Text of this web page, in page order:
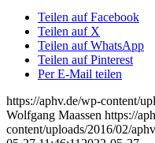
Teilen auf Facebook
Teilen auf X
Teilen auf WhatsApp
Teilen auf Pinterest
Per E-Mail teilen
https://aphv.de/wp-content/
Wolfgang Maassen https://
content/uploads/2016/02/